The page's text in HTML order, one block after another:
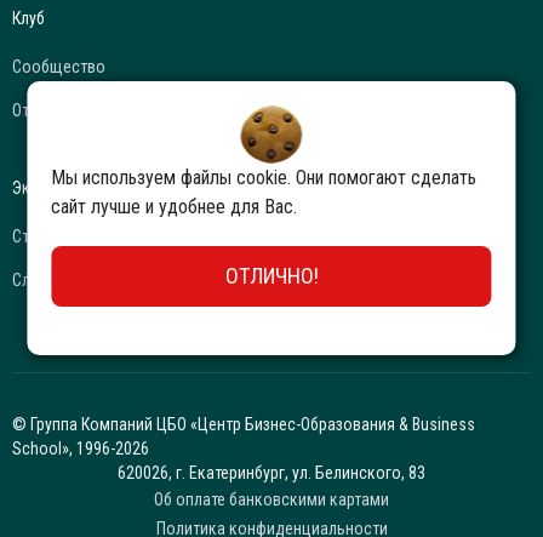
Клуб
Сообщество
Отзывы
Экспертиза и статьи
Статьи
Словарь бизнес-терминов
© Группа Компаний ЦБО «Центр Бизнес-Образования & Business
School», 1996-2026
620026, г. Екатеринбург, ул. Белинского, 83
Об оплате банковскими картами
Политика конфиденциальности
Мы используем файлы cookie. Они помогают сделать
сайт лучше и удобнее для Вас.
ОТЛИЧНО!